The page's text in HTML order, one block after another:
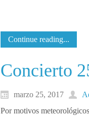
Continue reading...
Concierto
marzo 25, 2017
Por motivos